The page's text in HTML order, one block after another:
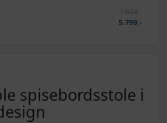
spisebordsstole i
7.624,-
5.799,-